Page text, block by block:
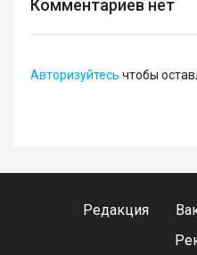
Комментариев нет
Авторизуйтесь чтобы
Редакция